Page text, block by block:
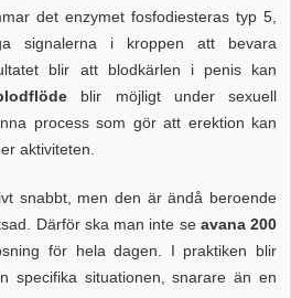
det enzymet fosfodiesteras typ 5,
signalerna i kroppen att bevara
blir att blodkärlen i penis kan
blir möjligt under sexuell
process som gör att erektion kan
aktiviteten.
snabbt, men den är ändå beroende
Därför ska man inte se avana 200
för hela dagen. I praktiken blir
specifika situationen, snarare än en